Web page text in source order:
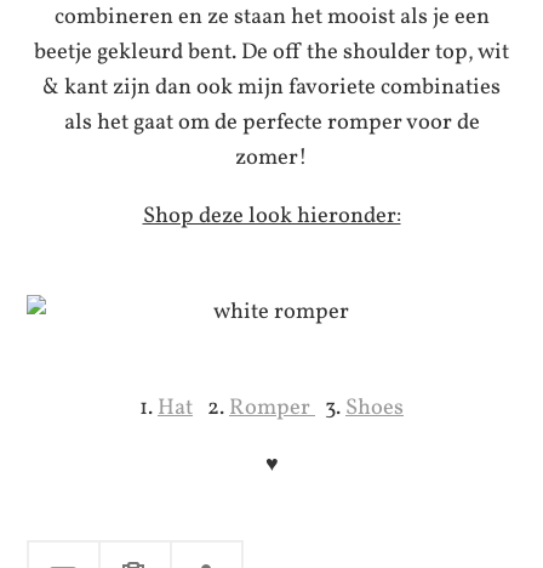
combineren en ze staan het mooist als je een
beetje gekleurd bent. De off the shoulder top, wit
& kant zijn dan ook mijn favoriete combinaties
als het gaat om de perfecte romper voor de
zomer!
Shop deze look hieronder:
1.Hat 2.Romper 3.Shoes
♥